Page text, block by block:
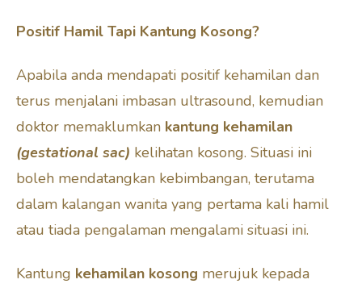
Positif Hamil Tapi Kantung Kosong?
Apabila anda mendapati positif kehamilan dan
terus menjalani imbasan ultrasound, kemudian
doktor memaklumkan kantung kehamilan
(gestational sac) kelihatan kosong. Situasi ini
boleh mendatangkan kebimbangan, terutama
dalam kalangan wanita yang pertama kali hamil
atau tiada pengalaman mengalami situasi ini.
Kantung kehamilan kosong merujuk kepada